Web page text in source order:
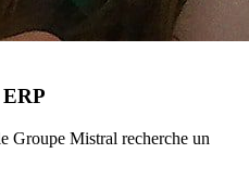
Groupe Mistral recherche un